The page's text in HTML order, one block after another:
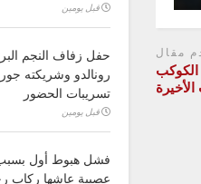
مقال
الكوكب
قبل يومين
حفل زفاف النجم
رونالدو وشريكته
تسريبات الحضور
قبل يومين
فشل هبوط أول بسبب
عصيبة عاشها ركاب